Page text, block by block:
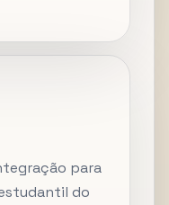
para
do